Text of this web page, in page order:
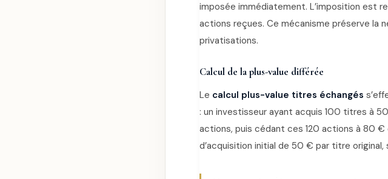
imposée immédiatement. L’imposition est
actions reçues. Ce mécanisme préserve la
privatisations.
Calcul de la plus-value différée
Le calcul plus-value titres échangés
: un investisseur ayant acquis 100 titres à
actions, puis cédant ces 120 actions à 80 €
d’acquisition initial de 50 € par titre